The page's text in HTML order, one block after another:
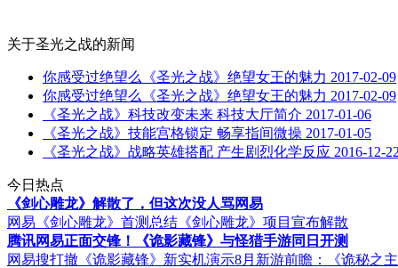
关于圣光之战的新闻
你感受过绝望么《圣光之战》绝望女王的魅力 2017-02-09
你感受过绝望么《圣光之战》绝望女王的魅力 2017-02-09
《圣光之战》科技改变未来 科技大厅简介 2017-01-06
《圣光之战》技能宫格锁定 畅享指间微操 2017-01-05
《圣光之战》战略英雄搭配 产生剧烈化学反应 2016-12-22
今日热点
《剑心雕龙》解散了，但这次没人骂网易
网易《剑心雕龙》首测总结 《剑心雕龙》项目宣布解散
腾讯网易正面交锋！《诡影藏锋》与怪猎手游同日开测
网易搜打撤《诡影藏锋》新实机演示8月新游前瞻：《诡秘之